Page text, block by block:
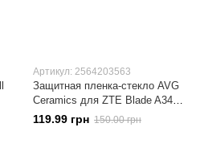
Артикул: 2564203563
Защитная пленка-стекло AVG
Ceramics для ZTE Blade A34
противоударная
керамическая с рамкой Black
119.99 грн 150.00 грн